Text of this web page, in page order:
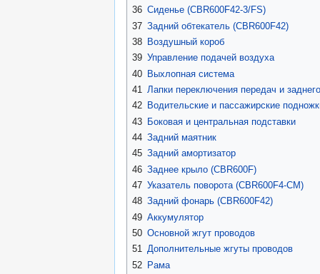
36 Сиденье (CBR600F42-3/FS)
37 Задний обтекатель (CBR600F42)
38 Воздушный короб
39 Управление подачей воздуха
40 Выхлопная система
41
Лапки переключения передач и
42 Водительские и пассажирские
43 Боковая и центральная подставки
44 Задний маятник
45 Задний амортизатор
46 Заднее крыло (CBR600F)
47 Указатель поворота (CBR600F4-CM)
48 Задний фонарь (CBR600F42)
49 Аккумулятор
50 Основной жгут проводов
51 Дополнительные жгуты проводов
52 Рама